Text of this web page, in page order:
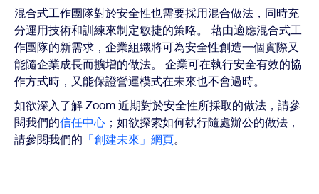
混合式工作團隊對於安全性也需要採用混合做法，同時充
分運用技術和訓練來制定敏捷的策略。 藉由適應混合式工
作團隊的新需求，企業組織將可為安全性創造一個實際又
能隨企業成長而擴增的做法。 企業可在執行安全有效的協
作方式時，又能保證營運模式在未來也不會過時。
如欲深入了解 Zoom 近期對於安全性所採取的做法，請參
閱我們的信任中心 ；如欲探索如何執行隨處辦公的做法，
請參閱我們的 「創建未來」網頁。